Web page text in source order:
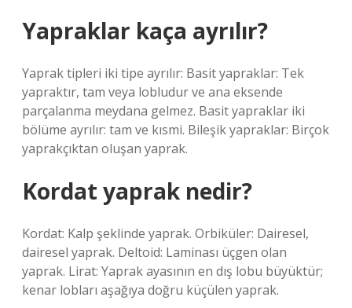
Yapraklar kaça ayrılır?
Yaprak tipleri iki tipe ayrılır: Basit yapraklar: Tek
yapraktır, tam veya lobludur ve ana eksende
parçalanma meydana gelmez. Basit yapraklar iki
bölüme ayrılır: tam ve kısmi. Bileşik yapraklar: Birçok
yaprakçıktan oluşan yaprak.
Kordat yaprak nedir?
Kordat: Kalp şeklinde yaprak. Orbiküler: Dairesel,
dairesel yaprak. Deltoid: Laminası üçgen olan
yaprak. Lirat: Yaprak ayasının en dış lobu büyüktür;
kenar lobları aşağıya doğru küçülen yaprak.